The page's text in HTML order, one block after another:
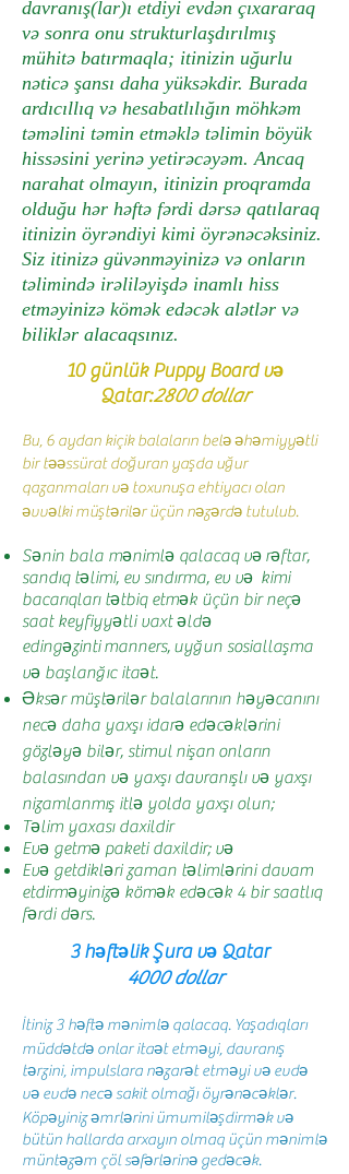
davranış(lar)ı etdiyi evdən çıxararaq
və sonra onu strukturlaşdırılmış
mühitə batırmaqla; itinizin uğurlu
nəticə şansı daha yüksəkdir. Burada
ardıcıllıq və hesabatlılığın möhkəm
təməlini təmin etməklə təlimin böyük
hissəsini yerinə yetirəcəyəm. Ancaq
narahat olmayın, itinizin proqramda
olduğu hər həftə fərdi dərsə qatılaraq
itinizin öyrəndiyi kimi öyrənəcəksiniz.
Siz itinizə güvənməyinizə və onların
təlimində irəliləyişdə inamlı hiss
etməyinizə kömək edəcək alətlər və
biliklər alacaqsınız.
10 günlük Puppy Board və
Qatar:2800 dollar
Bu, 6 aydan kiçik balaların belə əhəmiyyətli
bir təəssürat doğuran yaşda uğur
qazanmaları və toxunuşa ehtiyacı olan
əvvəlki müştərilər üçün nəzərdə tutulub.
Sənin bala mənimlə qalacaq və rəftar,
sandıq təlimi, ev sındırma, ev və kimi
bacarıqları tətbiq etmək üçün bir neçə
saat keyfiyyətli vaxt əldə
edingəzintimanners, uyğun sosiallaşma
və başlanğıc itaət.
Əksər müştərilər balalarının həyəcanını
necə daha yaxşı idarə edəcəklərini
gözləyə bilər, stimul nişan onların
balasından və yaxşı davranışlı və yaxşı
nizamlanmış itlə yolda yaxşı olun;
Təlim yaxası daxildir
Evə getmə paketi daxildir; və
Evə getdikləri zaman təlimlərini davam
etdirməyinizə kömək edəcək 4 bir saatlıq
fərdi dərs.
3 həftəlik Şura və Qatar
4000 dollar
İtiniz 3 həftə mənimlə qalacaq. Yaşadıqları
müddətdə onlar itaət etməyi, davranış
tərzini, impulslara nəzarət etməyi və evdə
və evdə necə sakit olmağı öyrənəcəklər.
Köpəyiniz əmrlərini ümumiləşdirmək və
bütün hallarda arxayın olmaq üçün mənimlə
müntəzəm çöl səfərlərinə gedəcək.